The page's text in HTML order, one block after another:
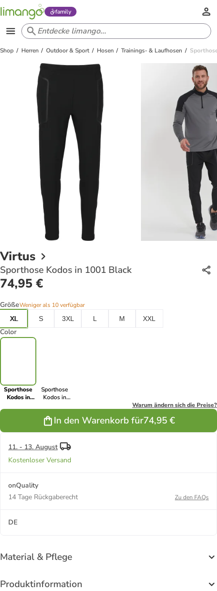
family
Shop Herren Outdoor & Sport Hosen Trainings- & Laufhosen
Virtus
Sporthose Kodos in 1001 Black
74,95 €
GrößeWeniger als 10 verfügbar
XL
S 3XL L M XXL
Color
Sporthose
Kodos in
Sporthose
Kodos in
Warum ändern sich die Preise?
In den Warenkorb für74,95 €
11. - 13. August
Kostenloser Versand
onQuality
14 Tage Rückgaberecht
Zu den FAQs
DE
Material & Pflege
Produktinformation